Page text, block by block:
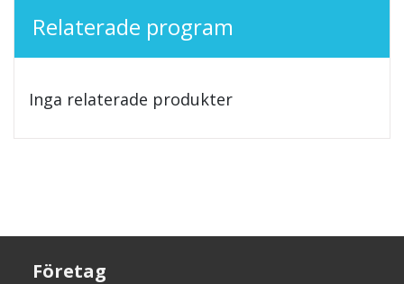
Relaterade program
Inga relaterade produkter
Företag